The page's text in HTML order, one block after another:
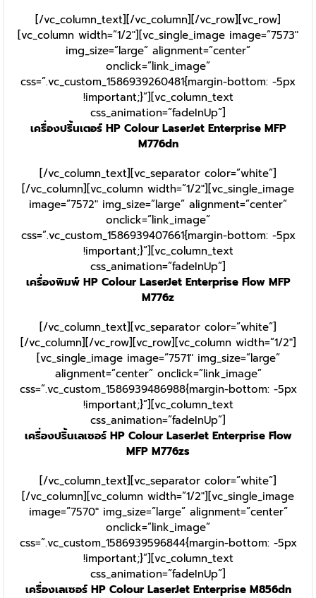
[/vc_column_text][/vc_column][/vc_row][vc_row]
[vc_column width=”1/2″][vc_single_image image=”7573″
img_size=”large” alignment=”center”
onclick=”link_image”
css=”.vc_custom_1586939260481{margin-bottom: -5px
!important;}”][vc_column_text
css_animation=”fadeInUp”]
เครื่องปริ้นเตอร์ HP Colour LaserJet Enterprise MFP
M776dn
[/vc_column_text][vc_separator color=”white”]
[/vc_column][vc_column width=”1/2″][vc_single_image
image=”7572″ img_size=”large” alignment=”center”
onclick=”link_image”
css=”.vc_custom_1586939407661{margin-bottom: -5px
!important;}”][vc_column_text
css_animation=”fadeInUp”]
เครื่องพิมพ์ HP Colour LaserJet Enterprise Flow MFP
M776z
[/vc_column_text][vc_separator color=”white”]
[/vc_column][/vc_row][vc_row][vc_column width=”1/2″]
[vc_single_image image=”7571″ img_size=”large”
alignment=”center” onclick=”link_image”
css=”.vc_custom_1586939486988{margin-bottom: -5px
!important;}”][vc_column_text
css_animation=”fadeInUp”]
เครื่องปริ้นเลเซอร์ HP Colour LaserJet Enterprise Flow
MFP M776zs
[/vc_column_text][vc_separator color=”white”]
[/vc_column][vc_column width=”1/2″][vc_single_image
image=”7570″ img_size=”large” alignment=”center”
onclick=”link_image”
css=”.vc_custom_1586939596844{margin-bottom: -5px
!important;}”][vc_column_text
css_animation=”fadeInUp”]
เครื่องเลเซอร์ HP Colour LaserJet Enterprise M856dn